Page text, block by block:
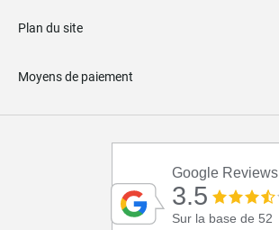
Plan du site
Moyens de paiement
Google Reviews
3.5
Sur la base de 52